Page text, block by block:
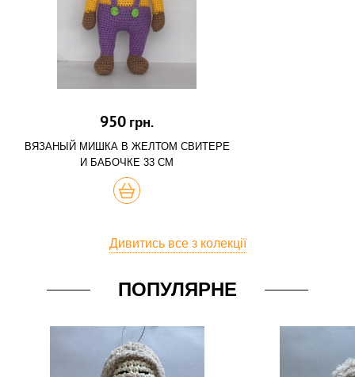
950 грн.
ВЯЗАНЫЙ МИШКА В ЖЕЛТОМ СВИТЕРЕ
И БАБОЧКЕ 33 СМ
КУПИТЬ
Дивитись все з колекції
ПОПУЛЯРНЕ